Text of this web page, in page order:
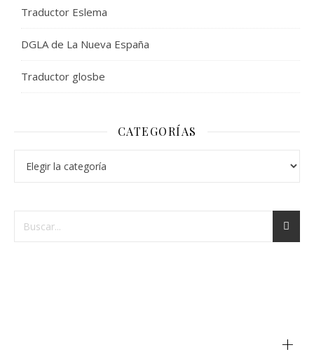
Traductor Eslema
DGLA de La Nueva España
Traductor glosbe
CATEGORÍAS
+